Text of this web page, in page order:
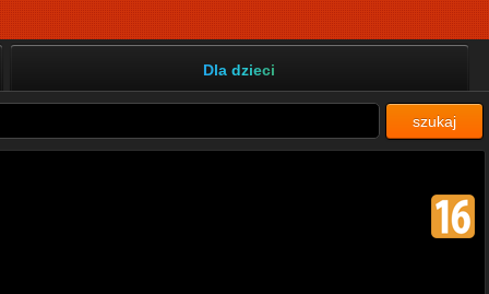
Dla dzieci
szukaj